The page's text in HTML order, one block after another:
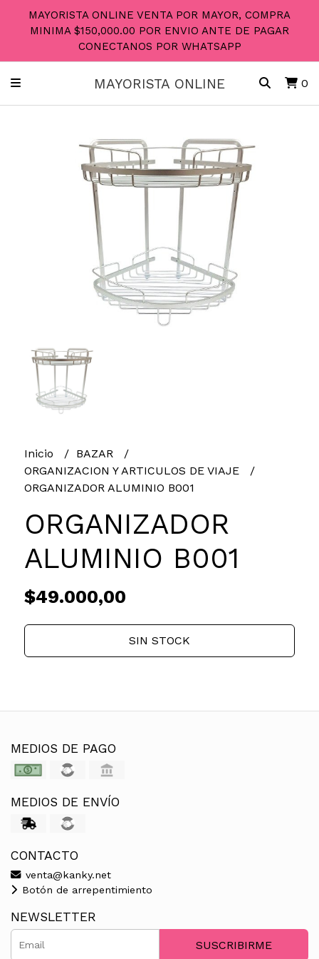
MAYORISTA ONLINE VENTA POR MAYOR, COMPRA
MINIMA $150,000.00 POR ENVIO ANTE DE PAGAR
CONECTANOS POR WHATSAPP
MAYORISTA ONLINE 0
Inicio
BAZAR
ORGANIZACION Y ARTICULOS DE VIAJE
ORGANIZADOR ALUMINIO B001
ORGANIZADOR
ALUMINIO B001
$49.000,00
SIN STOCK
MEDIOS DE PAGO
MEDIOS DE ENVÍO
CONTACTO
venta@kanky.net
Botón de arrepentimiento
NEWSLETTER
SUSCRIBIRME